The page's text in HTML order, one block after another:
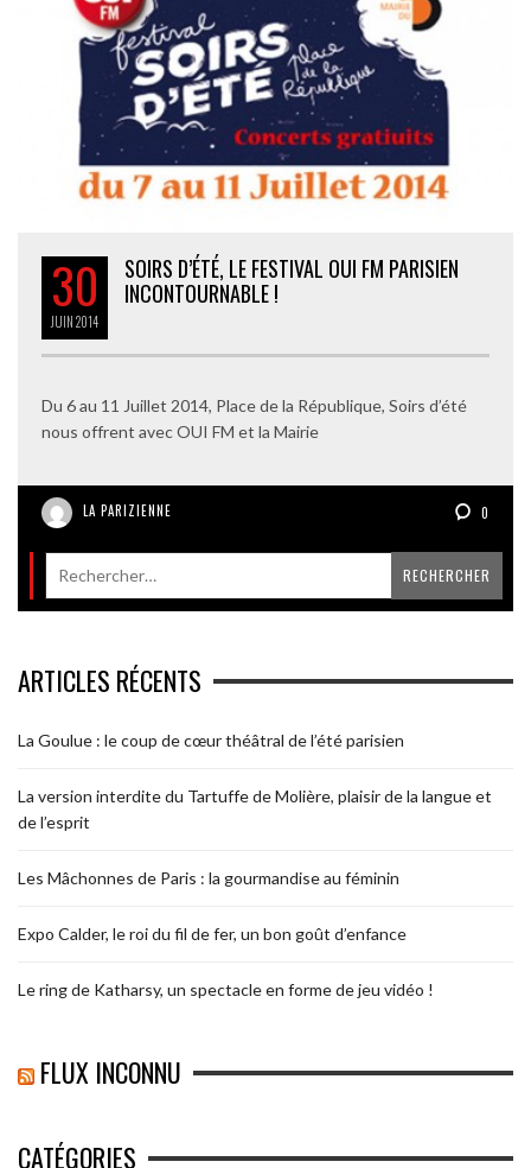
30
JUIN2014
SOIRS D’ÉTÉ, LE FESTIVAL OUI FM PARISIEN
INCONTOURNABLE !
Du 6 au 11 Juillet 2014, Place de la République, Soirs d’été
nous offrent avec OUI FM et la Mairie
LA PARIZIENNE 0
ARTICLES RÉCENTS
La Goulue : le coup de cœur théâtral de l’été parisien
La version interdite du Tartuffe de Molière, plaisir de la langue et
de l’esprit
Les Mâchonnes de Paris : la gourmandise au féminin
Expo Calder, le roi du fil de fer, un bon goût d’enfance
Le ring de Katharsy, un spectacle en forme de jeu vidéo !
FLUX INCONNU
CATÉGORIES